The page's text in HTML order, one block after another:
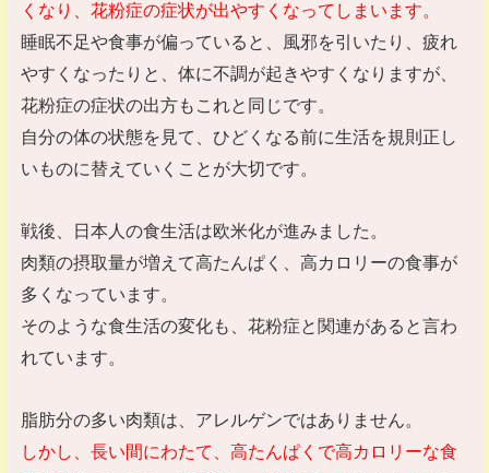
くなり、花粉症の症状が出やすくなってしまいます。
睡眠不足や食事が偏っていると、風邪を引いたり、疲れ
やすくなったりと、体に不調が起きやすくなりますが、
花粉症の症状の出方もこれと同じです。
自分の体の状態を見て、ひどくなる前に生活を規則正し
いものに替えていくことが大切です。
戦後、日本人の食生活は欧米化が進みました。
肉類の摂取量が増えて高たんぱく、高カロリーの食事が
多くなっています。
そのような食生活の変化も、花粉症と関連があると言わ
れています。
脂肪分の多い肉類は、アレルゲンではありません。
しかし、長い間にわたて、高たんぱくで高カロリーな食